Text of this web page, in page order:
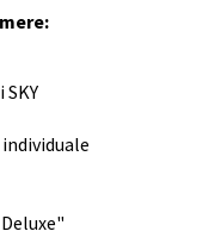
dati, Lei potrà
riportiamo qui di
In relazione al
ha diritto:
gratuito al
a),